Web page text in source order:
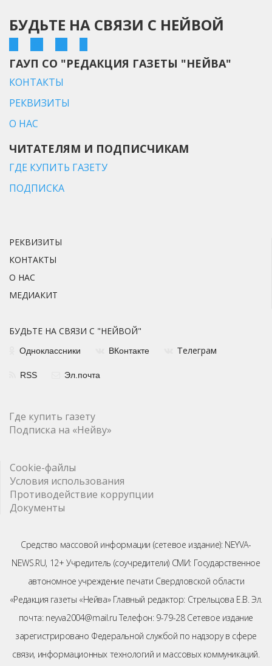
БУДЬТЕ НА СВЯЗИ С НЕЙВОЙ
ГАУП СО "РЕДАКЦИЯ ГАЗЕТЫ "НЕЙВА"
КОНТАКТЫ
РЕКВИЗИТЫ
О НАС
ЧИТАТЕЛЯМ И ПОДПИСЧИКАМ
ГДЕ КУПИТЬ ГАЗЕТУ
ПОДПИСКА
РЕКВИЗИТЫ
КОНТАКТЫ
О НАС
МЕДИАКИТ
БУДЬТЕ НА СВЯЗИ С "НЕЙВОЙ"
Одноклассники ВКонтакте Телеграм
RSS Эл.почта
Где купить газету
Подписка на «Нейву»
Cookie-файлы
Условия использования
Противодействие коррупции
Документы
Средство массовой информации (сетевое издание): NEYVA-
NEWS.RU, 12+ Учредитель (соучредители) СМИ: Государственное
автономное учреждение печати Свердловской области
«Редакция газеты «Нейва» Главный редактор: Стрельцова Е.В. Эл.
почта: neyva2004@mail.ru Телефон: 9-79-28 Сетевое издание
зарегистрировано Федеральной службой по надзору в сфере
связи, информационных технологий и массовых коммуникаций.